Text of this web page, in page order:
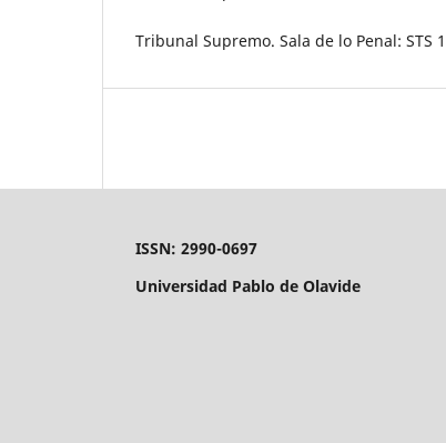
Tribunal Supremo. Sala de lo Penal: STS
ISSN: 2990-0697
Universidad Pablo de Olavide